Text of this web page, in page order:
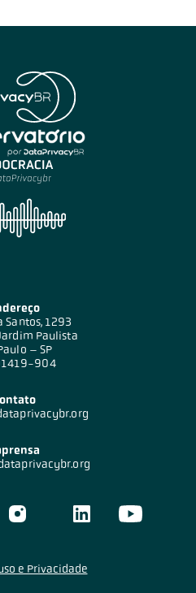
Santos, 1293
Paulista
– SP
904
e Privacidade